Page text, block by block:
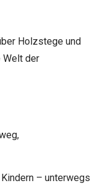
Holzstege und
Welt der
– unterwegs